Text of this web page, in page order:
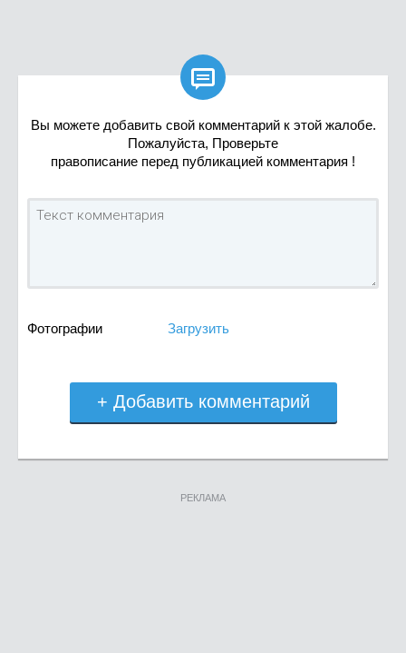

Вы можете добавить свой комментарий к этой жалобе.
Пожалуйста, Проверьте
правописание перед публикацией комментария !
Фотографии Загрузить
+ Добавить комментарий
РЕКЛАМА